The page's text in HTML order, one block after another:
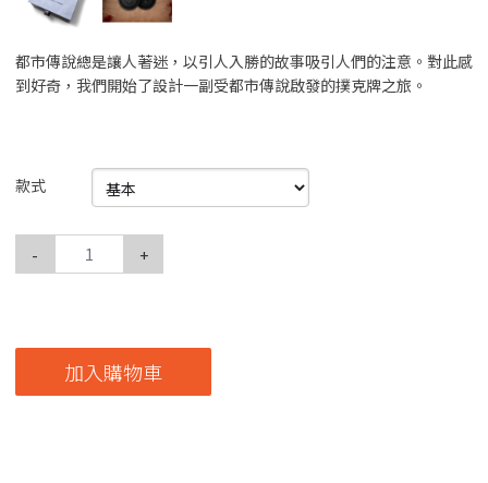
都市傳說總是讓人著迷，以引人入勝的故事吸引人們的注意。對此感
到好奇，我們開始了設計一副受都市傳說啟發的撲克牌之旅。
款式
- +
加入購物車